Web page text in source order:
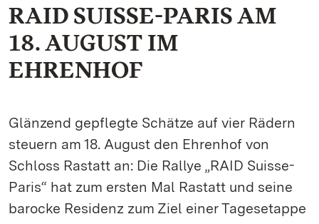
RAID SUISSE-PARIS AM
18. AUGUST IM
EHRENHOF
Glänzend gepflegte Schätze auf vier Rädern
steuern am 18. August den Ehrenhof von
Schloss Rastatt an: Die Rallye „RAID Suisse-
Paris“ hat zum ersten Mal Rastatt und seine
barocke Residenz zum Ziel einer Tagesetappe